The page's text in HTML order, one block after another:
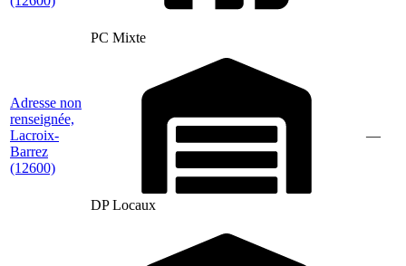
PC Mixte
Adresse non
renseignée,
Lacroix-
Barrez
(12600)
DP Locaux
—